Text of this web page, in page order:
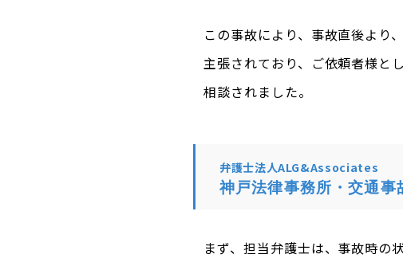
この事故により、事故直後より
主張されており、ご依頼者様と
相談されました。
弁護士法人ALG&Associates
神戸法律事務所・交通事
まず、担当弁護士は、事故時の